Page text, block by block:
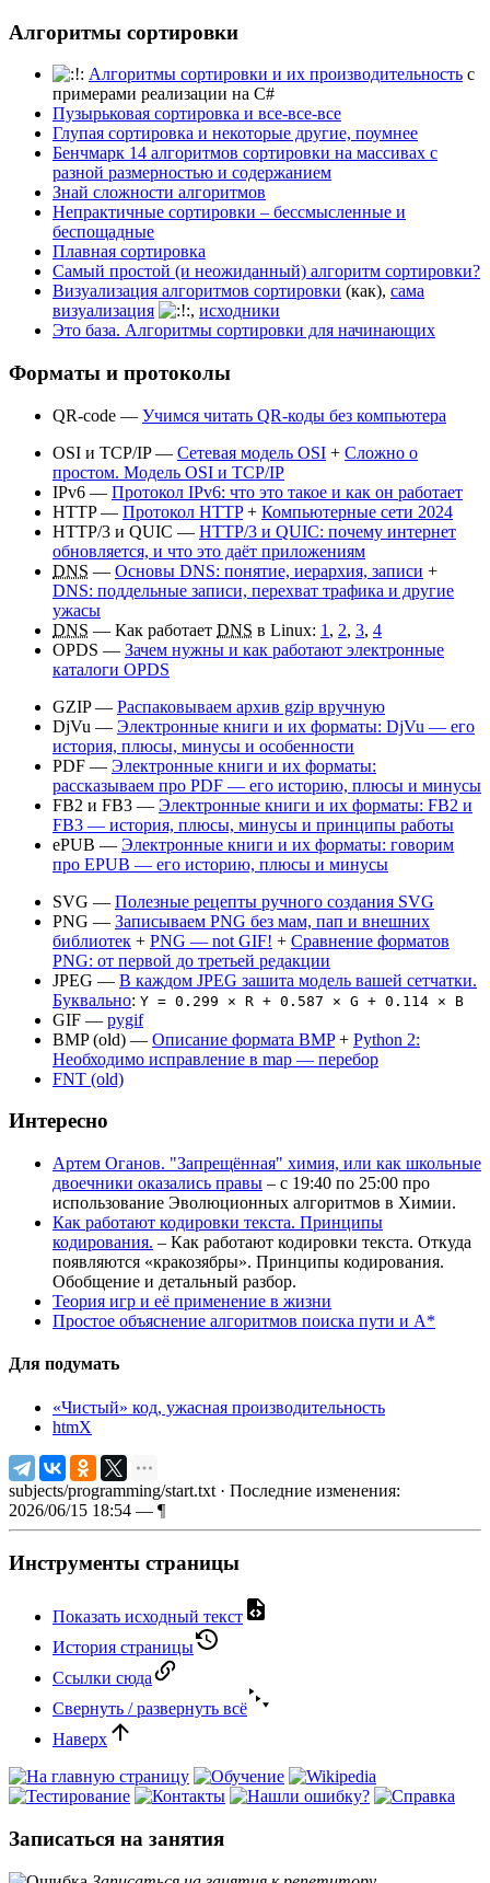
Алгоритмы сортировки
Алгоритмы сортировки и их производительность с
примерами реализации на C#
Пузырьковая сортировка и все-все-все
Глупая сортировка и некоторые другие, поумнее
Бенчмарк 14 алгоритмов сортировки на массивах с
разной размерностью и содержанием
Знай сложности алгоритмов
Непрактичные сортировки – бессмысленные и
беспощадные
Плавная сортировка
Самый простой (и неожиданный) алгоритм сортировки?
Визуализация алгоритмов сортировки (как), сама
визуализация
, исходники
Это база. Алгоритмы сортировки для начинающих
Форматы и протоколы
QR-code — Учимся читать QR-коды без компьютера
OSI и TCP/IP — Сетевая модель OSI + Сложно о
простом. Модель OSI и TCP/IP
IPv6 — Протокол IPv6: что это такое и как он работает
HTTP — Протокол HTTP+ Компьютерные сети 2024
HTTP/3 и QUIC — HTTP/3 и QUIC: почему интернет
обновляется, и что это даёт приложениям
DNS — Основы DNS: понятие, иерархия, записи +
DNS: поддельные записи, перехват трафика и другие
ужасы
DNS — Как работает DNS в Linux: 1 , 2, 3, 4
OPDS — Зачем нужны и как работают электронные
каталоги OPDS
GZIP — Распаковываем архив gzip вручную
DjVu — Электронные книги и их форматы: DjVu — его
история, плюсы, минусы и особенности
PDF — Электронные книги и их форматы:
рассказываем про PDF — его историю, плюсы и минусы
FB2 и FB3 — Электронные книги и их форматы: FB2 и
FB3 — история, плюсы, минусы и принципы работы
ePUB — Электронные книги и их форматы: говорим
про EPUB — его историю, плюсы и минусы
SVG — Полезные рецепты ручного создания SVG
PNG — Записываем PNG без мам, пап и внешних
библиотек + PNG — not GIF! + Сравнение форматов
PNG: от первой до третьей редакции
JPEG — В каждом JPEG зашита модель вашей сетчатки.
Буквально: Y = 0.299 × R + 0.587 × G + 0.114 × B
GIF — pygif
BMP (old) — Описание формата BMP+ Python 2:
Необходимо исправление в map — перебор
FNT (old)
Интересно
Артем Оганов. "Запрещённая" химия, или как школьные
двоечники оказались правы – c 19:40 по 25:00 про
использование Эволюционных алгоритмов в Химии.
Как работают кодировки текста. Принципы
кодирования. – Как работают кодировки текста. Откуда
появляются «кракозябры». Принципы кодирования.
Обобщение и детальный разбор.
Теория игр и её применение в жизни
Простое объяснение алгоритмов поиска пути и A*
Для подумать
«Чистый» код, ужасная производительность
htmX
subjects/programming/start.txt · Последние изменения:
2026/06/15 18:54 — ¶
Инструменты страницы
Показать исходный текст
История страницы
Ссылки сюда
Свернуть / развернуть всё
Наверх
Записаться на занятия